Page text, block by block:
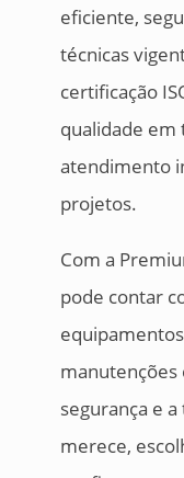
eficiente,
técnicas
certificação
qualidade em
atendimento
projetos.
Com a
pode contar
manutenções
segurança e
merece,